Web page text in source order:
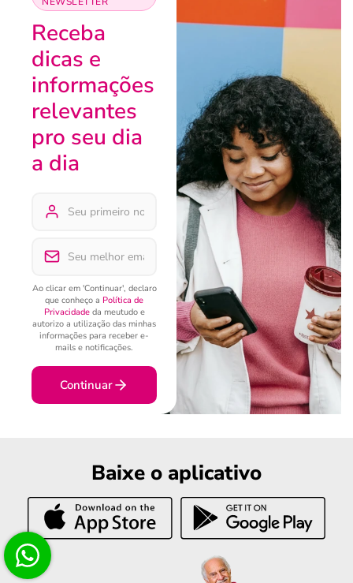
Receba
dicas e
informações
relevantes
pro seu dia
a dia
Ao clicar em 'Continuar', declaro
que conheço a Política de
Privacidadeda meutudo e
autorizo a utilização das minhas
informações para receber e-
mails e notificações.
Continuar
Baixe o aplicativo